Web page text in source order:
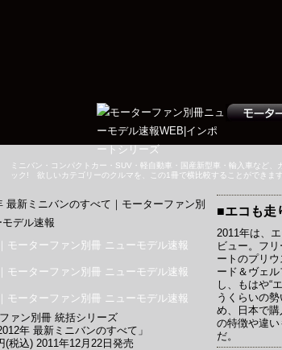
ミニバン・コンパクトカー・SUV・軽自動車・国産新型車・輸入車など、
ック! 欲しいカテゴリーのクルマを、この1冊で横比較することができま
ァン別冊 統括シリーズ
年 最新ミニバンのすべて」
(税込) 2011年12月22日発売
■エコも走
2011年は、
ビュー。フ
ートのプリ
ード＆ヴェ
し、もはや“
うくらいの
め、日本で
の特徴や違
だ。